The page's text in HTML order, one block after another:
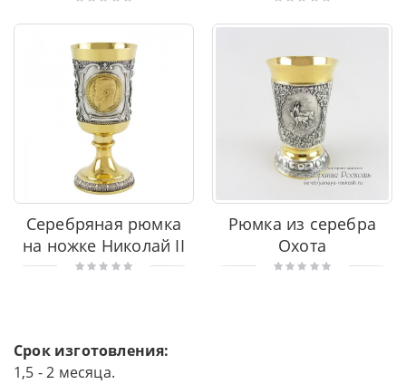
Серебряная рюмка
на ножке Николай II
Рюмка из серебра
Охота
Срок изготовления:
1,5 - 2 месяца.